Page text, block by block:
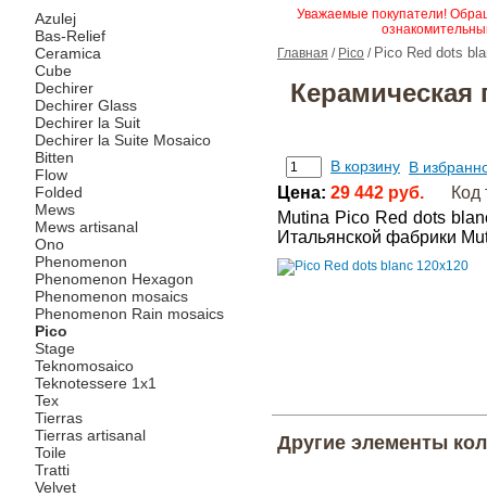
Azulej
Bas-Relief
Ceramica
Cube
Dechirer
Dechirer Glass
Dechirer la Suit
Dechirer la Suite Mosaico
Bitten
Flow
Folded
Mews
Mews artisanal
Ono
Phenomenon
Phenomenon Hexagon
Phenomenon mosaics
Phenomenon Rain mosaics
Pico
Stage
Teknomosaico
Teknotessere 1x1
Tex
Tierras
Tierras artisanal
Toile
Tratti
Velvet
Уважаемые покупатели!
Главная / Pico / Pico Red dots
Керамическая
В корзину В
Цена: 29 442 руб.
Код
Mutina Pico Red dots
Итальянской фабрики
Другие элементы